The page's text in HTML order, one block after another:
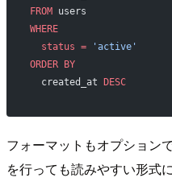
FROM users
WHERE
  status
= 'active'
ORDER BY
  created_at
DESC
フォーマットもオプション
を行っても読みやすい形式